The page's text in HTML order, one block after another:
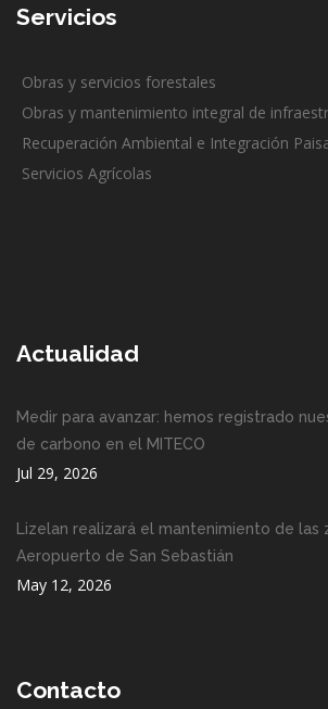
Servicios
Obras y servicios forestales
Obras y mantenimiento integral de
Recuperación Ambiental e Integración
Servicios Agrícolas
Actualidad
Medir para avanzar: hemos registrado
de carbono en el MITECO
Jul 29, 2026
Lizelan realizará el mantenimiento de las
Aeropuerto de San Sebastián
May 12, 2026
Contacto